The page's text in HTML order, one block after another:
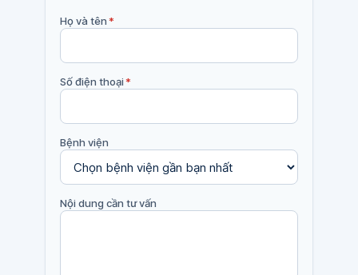
Họ và tên*
Số điện thoại*
Bệnh viện
Nội dung cần tư vấn